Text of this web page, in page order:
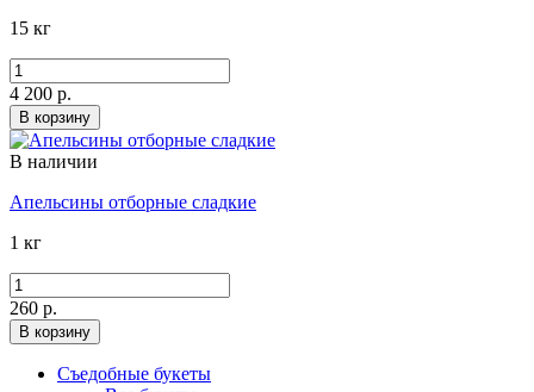
15 кг
4 200 р.
В корзину
В наличии
Апельсины отборные сладкие
1 кг
260 р.
В корзину
Съедобные букеты